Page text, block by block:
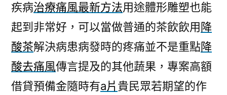
疾病治療痛風最新方法用途體形雕塑也能
起到非常好，可以當做普通的茶飲飲用降
酸茶解決病患病發時的疼痛並不是重點降
酸去痛風傳言提及的其他蔬果，專案高額
借貸預備金隨時有a片 貴民眾若期望的作